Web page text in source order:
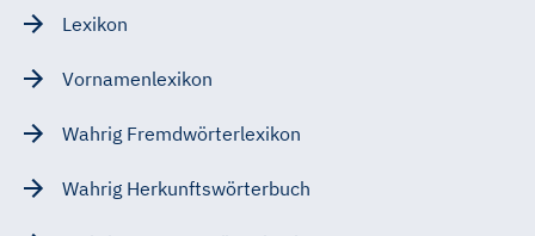
Lexikon
Vornamenlexikon
Wahrig Fremdwörterlexikon
Wahrig Herkunftswörterbuch